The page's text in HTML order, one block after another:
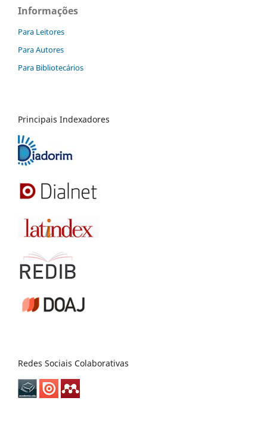
Informações
Para Leitores
Para Autores
Para Bibliotecários
Principais Indexadores
Redes Sociais Colaborativas